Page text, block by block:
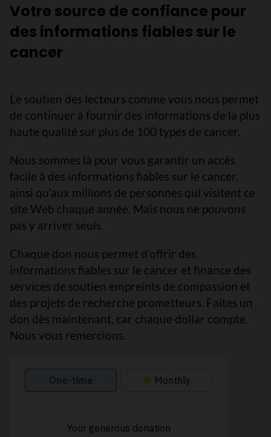
Votre source de confiance pour
des informations fiables sur le
cancer
Le soutien des lecteurs comme vous nous permet
de continuer à fournir des informations de la plus
haute qualité sur plus de 100 types de cancer.
Nous sommes là pour vous garantir un accès
facile à des informations fiables sur le cancer,
ainsi qu’aux millions de personnes qui visitent ce
site Web chaque année. Mais nous ne pouvons
pas y arriver seuls.
Chaque don nous permet d’offrir des
informations fiables sur le cancer et finance des
services de soutien empreints de compassion et
des projets de recherche prometteurs. Faites un
don dès maintenant, car chaque dollar compte.
Nous vous remercions.